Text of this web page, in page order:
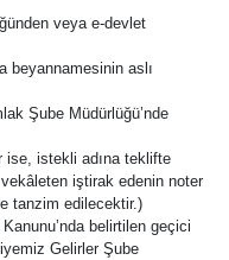
veya e-devlet
beyannamesinin aslı
Şube Müdürlüğü’nde
istekli adına teklifte
iştirak edenin noter
tanzim edilecektir.)
belirtilen geçici
Gelirler Şube